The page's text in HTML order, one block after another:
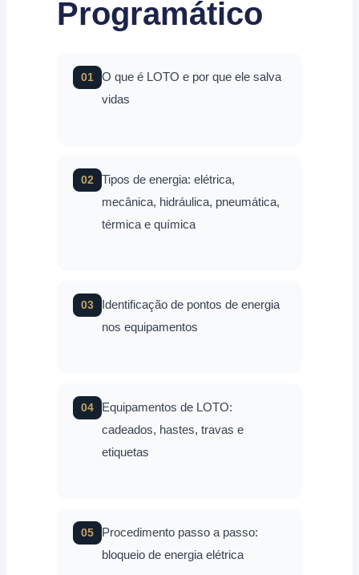
Programático
01
O que é LOTO e por que ele salva
vidas
02
Tipos de energia: elétrica,
mecânica, hidráulica, pneumática,
térmica e química
03
Identificação de pontos de energia
nos equipamentos
04
Equipamentos de LOTO:
cadeados, hastes, travas e
etiquetas
05
Procedimento passo a passo:
bloqueio de energia elétrica